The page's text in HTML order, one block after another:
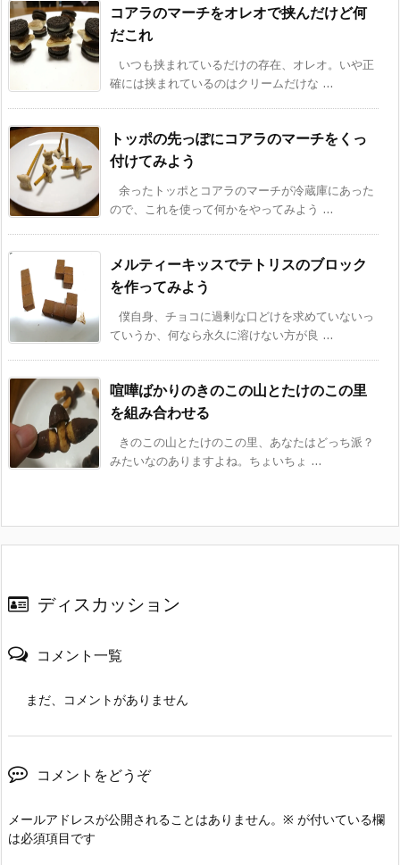
コアラのマーチをオレオで挟んだけど何
だこれ
いつも挟まれているだけの存在、オレオ。いや正
確には挟まれているのはクリームだけな ...
トッポの先っぽにコアラのマーチをくっ
付けてみよう
余ったトッポとコアラのマーチが冷蔵庫にあった
ので、これを使って何かをやってみよう ...
メルティーキッスでテトリスのブロック
を作ってみよう
僕自身、チョコに過剰な口どけを求めていないっ
ていうか、何なら永久に溶けない方が良 ...
喧嘩ばかりのきのこの山とたけのこの里
を組み合わせる
きのこの山とたけのこの里、あなたはどっち派？
みたいなのありますよね。ちょいちょ ...
ディスカッション
コメント一覧
まだ、コメントがありません
コメントをどうぞ
メールアドレスが公開されることはありません。 ※ が付いている欄
は必須項目です